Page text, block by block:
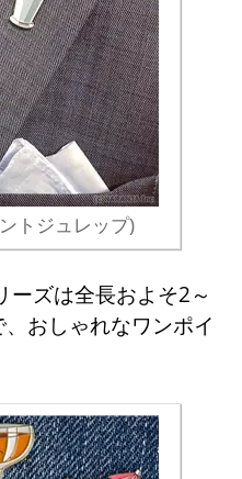
トジュレップ)
ーズは全長およそ2～
おしゃれなワンポイ